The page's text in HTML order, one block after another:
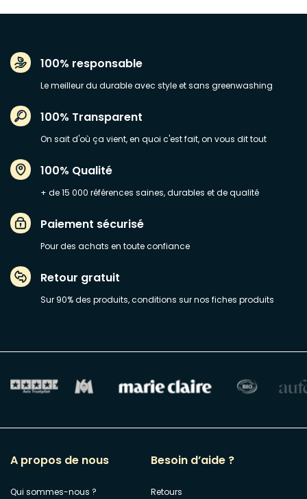
100% responsable
Le meilleur du durable avec style et sans greenwashing
100% Transparent
On sait d'où ça vient, en quoi c'est fait, on vous dit tout
100% Qualité
+ de 15 000 références saines, durables et de qualité
Paiement sécurisé
Pour des achats en toute confiance
Retour gratuit
Sur 90% des produits, conditions sur nos fiches produits
A propos de nous
Qui sommes-nous ?
Besoin d’aide ?
Retours